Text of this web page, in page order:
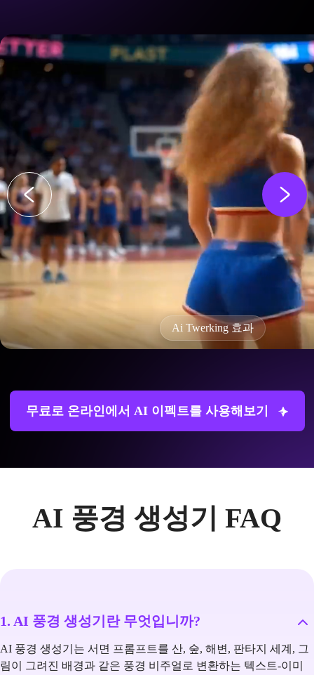
Ai Twerking 효과
무료로 온라인에서 AI 이펙트를 사용해보기
AI 풍경 생성기 FAQ
1. AI 풍경 생성기란 무엇입니까?
AI 풍경 생성기는 서면 프롬프트를 산, 숲, 해변, 판타지 세계, 그
림이 그려진 배경과 같은 풍경 비주얼로 변환하는 텍스트-이미